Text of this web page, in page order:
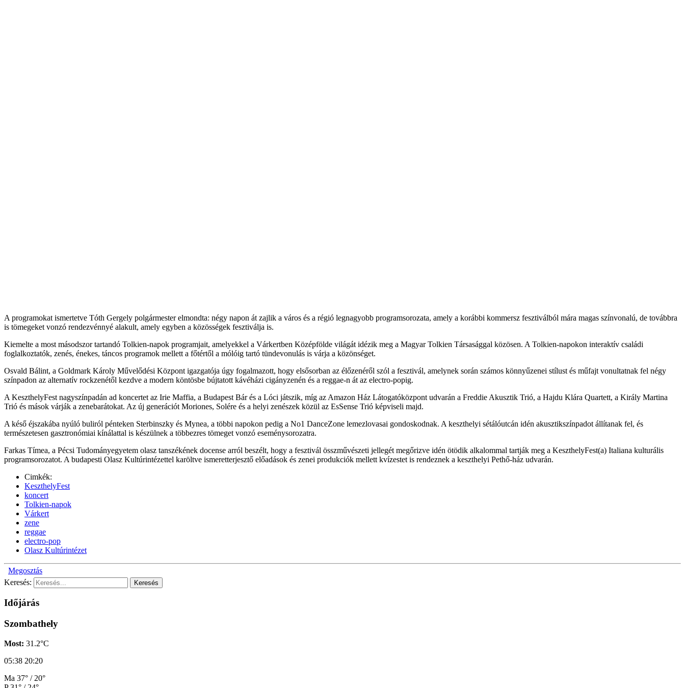
A programokat ismertetve Tóth Gergely polgármester elmondta: négy napon át zajlik a város és a régió legnagyobb programsorozata, amely a korábbi kommersz fesztiválból mára magas színvonalú, de továbbra
is tömegeket vonzó rendezvénnyé alakult, amely egyben a közösségek fesztiválja is.
Kiemelte a most másodszor tartandó Tolkien-napok programjait, amelyekkel a Várkertben Középfölde világát idézik meg a Magyar Tolkien Társasággal közösen. A Tolkien-napokon interaktív családi
foglalkoztatók, zenés, énekes, táncos programok mellett a főtértől a mólóig tartó tündevonulás is várja a közönséget.
Osvald Bálint, a Goldmark Károly Művelődési Központ igazgatója úgy fogalmazott, hogy elsősorban az élőzenéről szól a fesztivál, amelynek során számos könnyűzenei stílust és műfajt vonultatnak fel négy
színpadon az alternatív rockzenétől kezdve a modern köntösbe bújtatott kávéházi cigányzenén és a reggae-n át az electro-popig.
A KeszthelyFest nagyszínpadán ad koncertet az Irie Maffia, a Budapest Bár és a Lóci játszik, míg az Amazon Ház Látogatóközpont udvarán a Freddie Akusztik Trió, a Hajdu Klára Quartett, a Király Martina
Trió és mások várják a zenebarátokat. Az új generációt Moriones, Solére és a helyi zenészek közül az EsSense Trió képviseli majd.
A késő éjszakába nyúló buliról pénteken Sterbinszky és Mynea, a többi napokon pedig a No1 DanceZone lemezlovasai gondoskodnak. A keszthelyi sétálóutcán idén akusztikszínpadot állítanak fel, és
természetesen gasztronómiai kínálattal is készülnek a többezres tömeget vonzó eseménysorozatra.
Farkas Tímea, a Pécsi Tudományegyetem olasz tanszékének docense arról beszélt, hogy a fesztivál összművészeti jellegét megőrizve idén ötödik alkalommal tartják meg a KeszthelyFest(a) Italiana kulturális
programsorozatot. A budapesti Olasz Kultúrintézettel karöltve ismeretterjesztő előadások és zenei produkciók mellett kvízestet is rendeznek a keszthelyi Pethő-ház udvarán.
Cimkék:
KeszthelyFest
koncert
Tolkien-napok
Várkert
zene
reggae
electro-pop
Olasz Kultúrintézet
Megosztás
Keresés:
Időjárás
Szombathely
Most: 31.2°C
05:38 20:20
Ma 37° / 20°